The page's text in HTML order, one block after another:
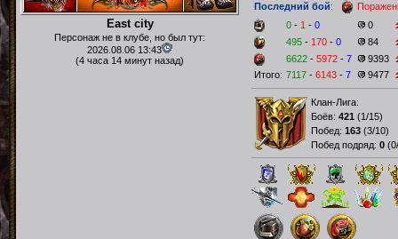
East city
Персонаж не в клубе, но был тут:
2026.08.06 13:43
(4 часа 14 минут назад)
Последний бой:
0 - 1 - 0
0
495 - 170 - 0
84
6622 - 5972 - 7
9393
Итого: 7117 - 6143 - 7 9477
Клан-Лига:
Боёв: 421 (1/15)
Побед: 163 (3/10)
Побед подряд: 0 (